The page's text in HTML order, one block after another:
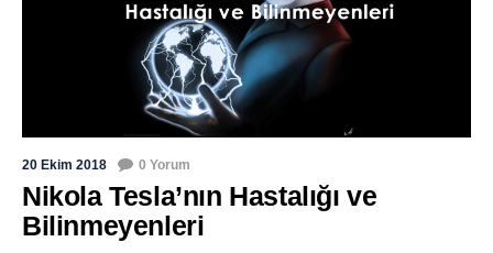
20 Ekim 2018 0 Yorum
Nikola Tesla’nın Hastalığı ve
Bilinmeyenleri